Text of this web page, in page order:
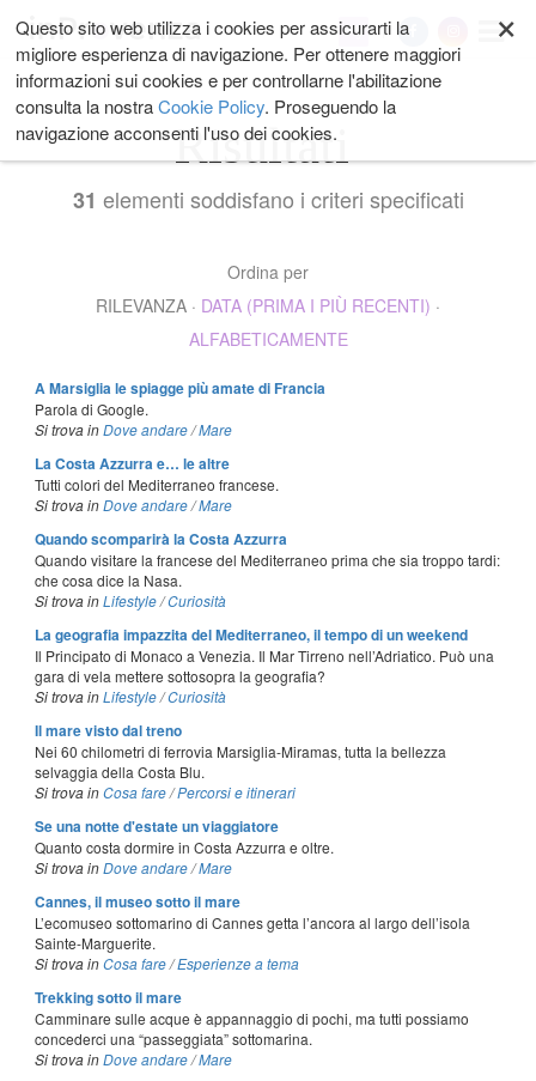
ai
contenuti.
|
Salta
alla
navigazione
My ×
Questo sito web utilizza i cookies per assicurarti la
migliore esperienza di navigazione. Per ottenere maggiori
informazioni sui cookies e per controllarne l'abilitazione
consulta la nostraCookie Policy. Proseguendo la
navigazione acconsenti l'uso dei cookies.
Risultati
31 elementi soddisfano i criteri specificati
Ordina per
RILEVANZA · DATA (PRIMA I PIÙ RECENTI) ·
ALFABETICAMENTE
A Marsiglia le spiagge più amate di Francia
Parola di Google.
Si trova in Dove andare /Mare
La Costa Azzurra e… le altre
Tutti colori del Mediterraneo francese.
Si trova in Dove andare /Mare
Quando scomparirà la Costa Azzurra
Quando visitare la francese del Mediterraneo prima che sia troppo tardi:
che cosa dice la Nasa.
Si trova in Lifestyle /Curiosità
La geografia impazzita del Mediterraneo, il tempo di un weekend
Il Principato di Monaco a Venezia. Il Mar Tirreno nell’Adriatico. Può una
gara di vela mettere sottosopra la geografia?
Si trova in Lifestyle /Curiosità
Il mare visto dal treno
Nei 60 chilometri di ferrovia Marsiglia-Miramas, tutta la bellezza
selvaggia della Costa Blu.
Si trova in Cosa fare /Percorsi e itinerari
Se una notte d'estate un viaggiatore
Quanto costa dormire in Costa Azzurra e oltre.
Si trova in Dove andare /Mare
Cannes, il museo sotto il mare
L’ecomuseo sottomarino di Cannes getta l’ancora al largo dell’isola
Sainte-Marguerite.
Si trova in Cosa fare /Esperienze a tema
Trekking sotto il mare
Camminare sulle acque è appannaggio di pochi, ma tutti possiamo
concederci una “passeggiata” sottomarina.
Si trova in Dove andare /Mare